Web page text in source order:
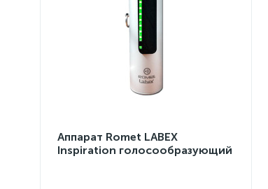
Аппарат Romet LABEX
Inspiration голосообразующий